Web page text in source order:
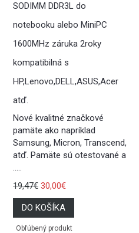
SODIMM DDR3L do
notebooku alebo MiniPC
1600MHz záruka 2roky
kompatibilná s
HP,Lenovo,DELL,ASUS,Acer
atď.
Nové kvalitné značkové
pamäte ako napríklad
Samsung, Micron, Transcend,
atď. Pamäte sú otestované a
.....
19,47€ 30,00€
DO KOŠÍKA
Obľúbený produkt